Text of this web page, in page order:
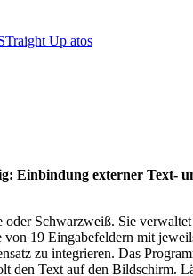
Up atos
externer Text-
Schwarzweiß. Sie
19 Eingabefeldern mit
zu integrieren. Das
Text auf den Bildschirm.